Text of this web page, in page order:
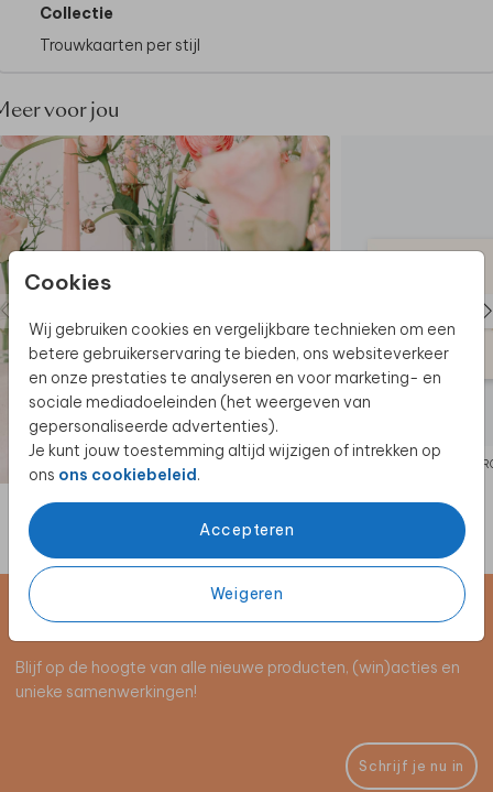
Cookies
Wij gebruiken cookies en vergelijkbare technieken om een
betere gebruikerservaring te bieden, ons websiteverkeer
en onze prestaties te analyseren en voor marketing- en
sociale mediadoeleinden (het weergeven van
gepersonaliseerde advertenties).
Je kunt jouw toestemming altijd wijzigen of intrekken op
ons ons cookiebeleid.
Accepteren
Weigeren
• Hout is een natuurlijk product, elk kaartje is dus
• Deze kaart heeft een langere verzendtijd: voor
verzonden.
• Het is technisch niet mogelijk om wit te drukken,
gebruik deze kleur dus niet!
• In principe kan het kaartje verzonden worden met 1
postzegel, maar weeg jouw pakketje zelf na!
Collectie
Trouwkaarten per stijl
voor jou
Schrijf je in voor de nieuwsbrief
Blijf op de hoogte van alle nieuwe producten, (win)acties en
unieke samenwerkingen!
Schrijf je nu in